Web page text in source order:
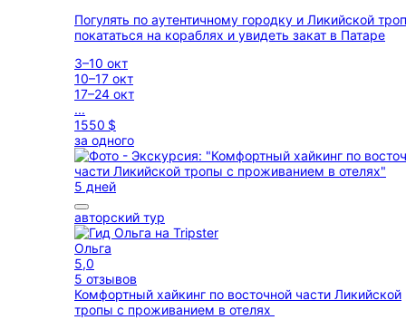
Погулять по аутентичному городку и Ликийской
покататься на кораблях и увидеть закат в Патаре
3–10 окт
10–17 окт
17–24 окт
...
1550 $
за одного
5 дней
авторский тур
Ольга
5,0
5 отзывов
Комфортный хайкинг по восточной части Ликийской
тропы с проживанием в отелях